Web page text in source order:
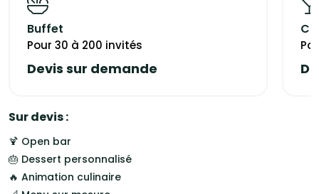
baptêmes, anniversaires ou séminaires et autres
Nous proposons également des accords mets et vins
libanais, avec une sélection exclusive de bouteilles
directement importées du Liban, pour offrir une expérience
traditions libanaises.
Buffet
Pour 30 à 200 invités
Devis sur demande
Sur devis :
🍹 Open bar
🎂 Dessert personnalisé
🔥 Animation culinaire